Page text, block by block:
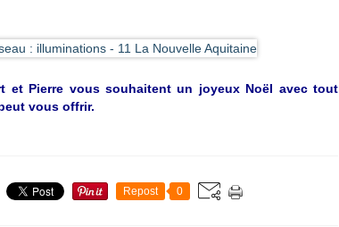
et Pierre vous souhaitent un joyeux Noël avec tout
vous offrir.
Repost 0